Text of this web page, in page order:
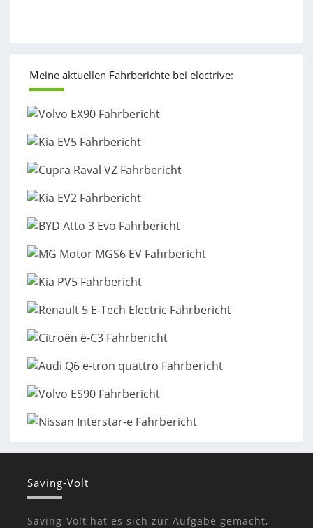
Meine aktuellen Fahrberichte bei electrive:
Saving-Volt
Saving-Volt hat es sich zur Aufgabe gemacht,